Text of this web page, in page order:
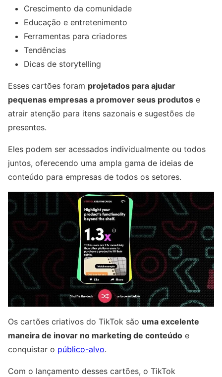
Crescimento da comunidade
Educação e entretenimento
Ferramentas para criadores
Tendências
Dicas de storytelling
Esses cartões foram projetados para ajudar
pequenas empresas a promover seus produtos e
atrair atenção para itens sazonais e sugestões de
presentes.
Eles podem ser acessados individualmente ou todos
juntos, oferecendo uma ampla gama de ideias de
conteúdo para empresas de todos os setores.
Os cartões criativos do TikTok são uma excelente
maneira de inovar no marketing de conteúdo e
conquistar o público-alvo.
Com o lançamento desses cartões, o TikTok